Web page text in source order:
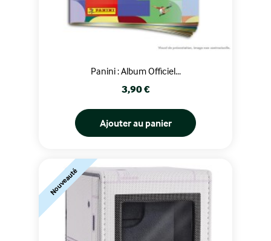
Panini : Album Officiel...
Prix
3,90 €
Ajouter au panier
Nouveauté